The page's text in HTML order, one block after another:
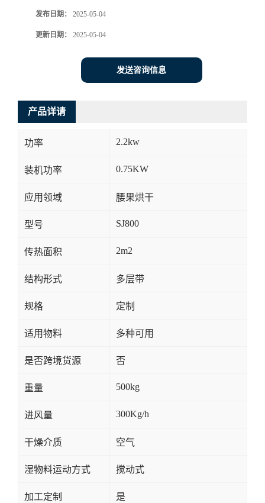
发布日期： 2025-05-04
更新日期： 2025-05-04
发送咨询信息
产品详请
功率 2.2kw
装机功率 0.75KW
应用领域 腰果烘干
型号 SJ800
传热面积 2m2
结构形式 多层带
规格 定制
适用物料 多种可用
是否跨境货源 否
重量 500kg
进风量 300Kg/h
干燥介质 空气
湿物料运动方式 搅动式
加工定制 是